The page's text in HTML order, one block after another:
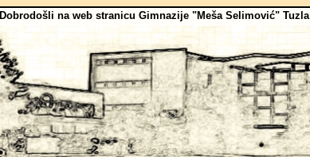
Dobrodošli na web stranicu Gimnazije "Meša Selimović" Tuzla